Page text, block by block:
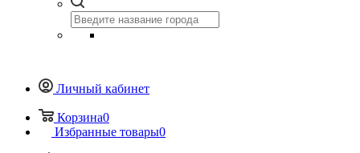
Личный кабинет
Корзина0
Избранные товары0